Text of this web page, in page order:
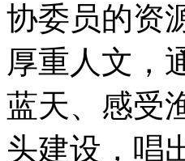
协委员的资
厚重人文，
蓝天、感受
头建设，唱